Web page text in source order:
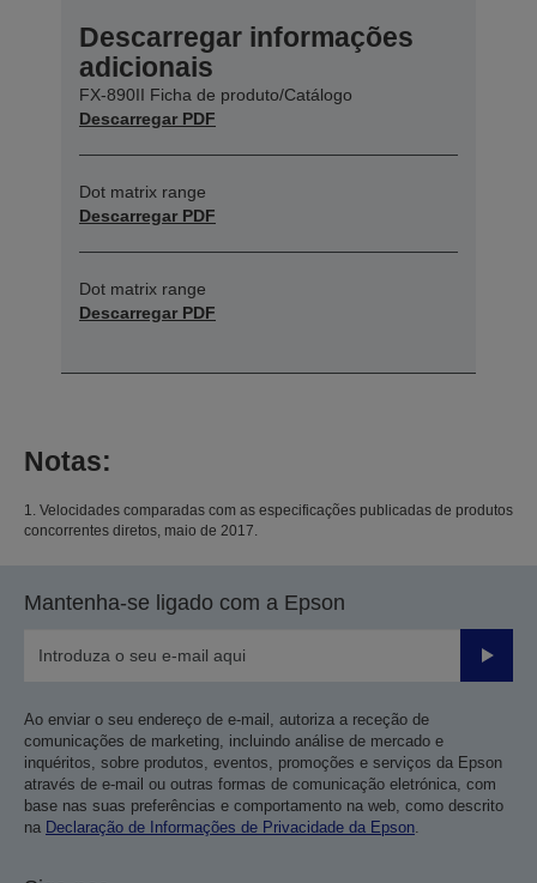
Descarregar informações
adicionais
FX-890II Ficha de produto/Catálogo
Descarregar PDF
Dot matrix range
Descarregar PDF
Dot matrix range
Descarregar PDF
Notas:
1. Velocidades comparadas com as especificações publicadas de produtos
concorrentes diretos, maio de 2017.
Mantenha-se ligado com a Epson
Enviar
Ao enviar o seu endereço de e-mail, autoriza a receção de
comunicações de marketing, incluindo análise de mercado e
inquéritos, sobre produtos, eventos, promoções e serviços da Epson
através de e-mail ou outras formas de comunicação eletrónica, com
base nas suas preferências e comportamento na web, como descrito
na Declaração de Informações de Privacidade da Epson.